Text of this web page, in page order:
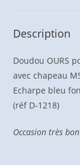
Description
Doudou OURS
avec chapeau
Echarpe bleu
(réf D-1218)
Occasion très